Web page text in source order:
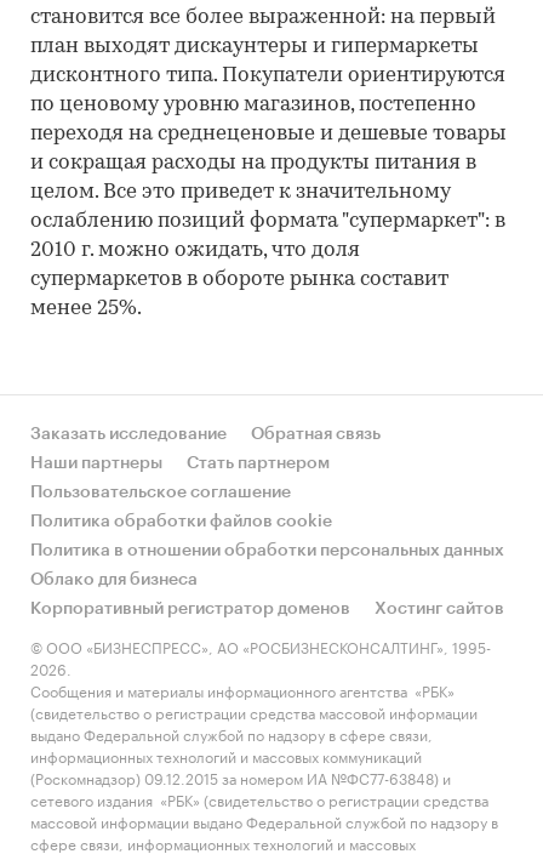
становится все более выраженной: на первый
план выходят дискаунтеры и гипермаркеты
дисконтного типа. Покупатели ориентируются
по ценовому уровню магазинов, постепенно
переходя на среднеценовые и дешевые товары
и сокращая расходы на продукты питания в
целом. Все это приведет к значительному
ослаблению позиций формата "супермаркет": в
2010 г. можно ожидать, что доля
супермаркетов в обороте рынка составит
менее 25%.
Заказать исследование
Обратная связь
Наши партнеры
Стать партнером
Пользовательское соглашение
Политика обработки файлов cookie
Политика в отношении обработки персональных данных
Облако для бизнеса
Корпоративный регистратор доменов
Хостинг сайтов
© ООО «БИЗНЕСПРЕСС», АО «РОСБИЗНЕСКОНСАЛТИНГ», 1995-
2026.
Сообщения и материалы информационного агентства «РБК»
(свидетельство о регистрации средства массовой информации
выдано Федеральной службой по надзору в сфере связи,
информационных технологий и массовых коммуникаций
(Роскомнадзор) 09.12.2015 за номером ИА №ФС77-63848) и
сетевого издания «РБК» (свидетельство о регистрации средства
массовой информации выдано Федеральной службой по надзору в
сфере связи, информационных технологий и массовых